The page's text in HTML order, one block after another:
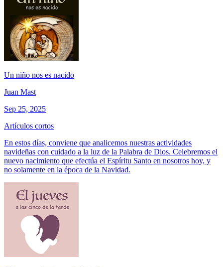
Un niño nos es nacido
Juan Mast
Sep 25, 2025
Artículos cortos
En estos días, conviene que analicemos nuestras actividades
navideñas con cuidado a la luz de la Palabra de Dios. Celebremos el
nuevo nacimiento que efectúa el Espíritu Santo en nosotros hoy, y
no solamente en la época de la Navidad.